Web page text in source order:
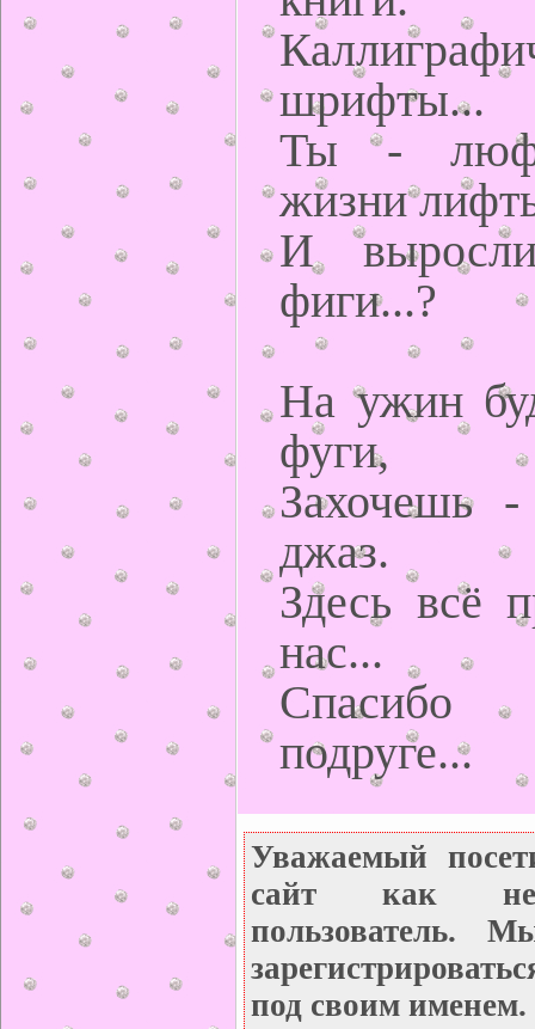
шрифты...
Ты -
жизни
И
фиги...?
На ужин
фуги,
Захочешь
джаз.
Здесь всё
нас...
подруге...
Уважаемый
сайт как
пользователь.
под своим именем.